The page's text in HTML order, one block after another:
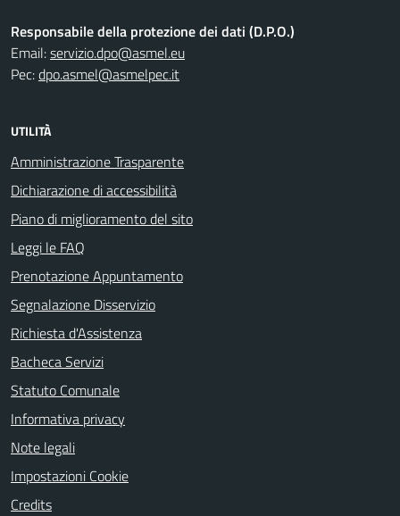
Responsabile della protezione dei dati (D.P.O.)
Email:servizio.dpo@asmel.eu
Pec:dpo.asmel@asmelpec.it
UTILITÀ
Amministrazione Trasparente
Dichiarazione di accessibilità
Piano di miglioramento del sito
Leggi le FAQ
Prenotazione Appuntamento
Segnalazione Disservizio
Richiesta d'Assistenza
Bacheca Servizi
Statuto Comunale
Informativa privacy
Note legali
Impostazioni Cookie
Credits